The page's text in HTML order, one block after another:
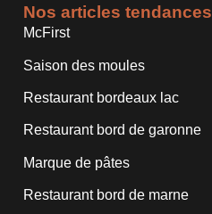
Nos articles tendances
McFirst
Saison des moules
Restaurant bordeaux lac
Restaurant bord de garonne
Marque de pâtes
Restaurant bord de marne